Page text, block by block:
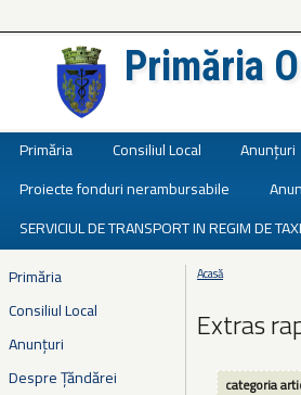
Primăria
Primăria Consiliul Local Anunțuri
Proiecte fonduri nerambursabile
SERVICIUL DE TRANSPORT IN REGIM DE TAXI
Primăria
Consiliul Local
Anunțuri
Despre Țăndărei
Eşti aici
Acasă
Extras
categoria